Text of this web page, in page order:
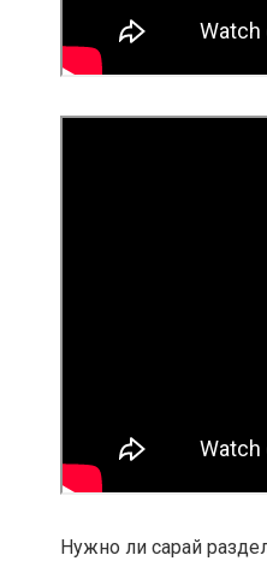
Нужно ли сарай